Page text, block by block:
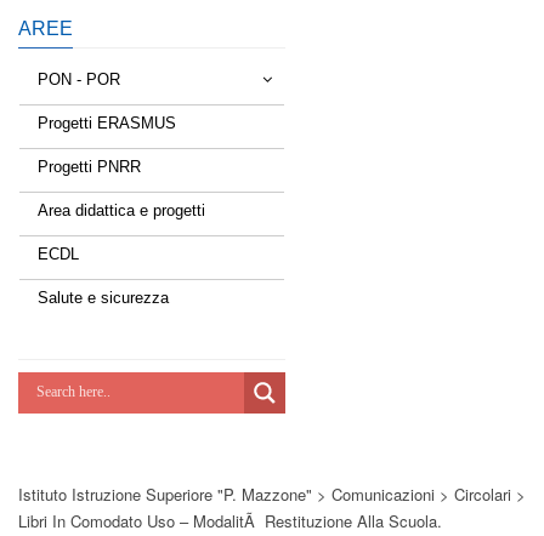
AREE
PON - POR
Tessere la rete
Estate a scuola
Scuola d'estate
Lab Green
Potenziamoci
Progetti ERASMUS
Progetti PNRR
Area didattica e progetti
ECDL
Salute e sicurezza
Istituto Istruzione Superiore "P. Mazzone" > Comunicazioni > Circolari >
Libri In Comodato Uso – ModalitÃ Restituzione Alla Scuola.